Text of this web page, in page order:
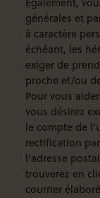
générales et
à caractère
échéant, les
exiger de
proche et/ou
Pour vous
vous désirez
le compte de
rectification
l’adresse
trouverez en
courrier